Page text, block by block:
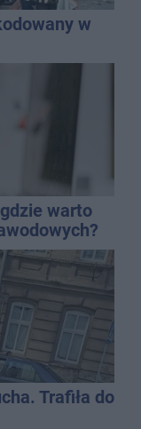
w
warto
Trafiła do